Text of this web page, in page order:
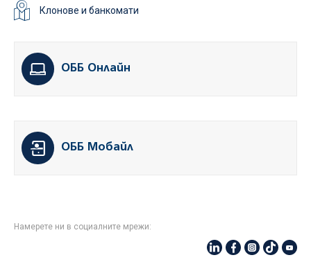
Клонове и банкомати
ОББ Онлайн
ОББ Мобайл
Намерете ни в социалните мрежи: